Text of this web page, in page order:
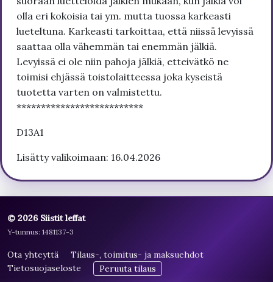
olla eri kokoisia tai ym. mutta tuossa karkeasti
lueteltuna. Karkeasti tarkoittaa, että niissä levyissä
saattaa olla vähemmän tai enemmän jälkiä.
Levyissä ei ole niin pahoja jälkiä, etteivätkö ne
toimisi ehjässä toistolaitteessa joka kyseistä
tuotetta varten on valmistettu.
**************************
D13A1
Lisätty valikoimaan: 16.04.2026
© 2026 Siistit leffat
Y-tunnus: 1481137-3
Ota yhteyttä
Tilaus-, toimitus- ja maksuehdot
Tietosuojaseloste
Peruuta tilaus